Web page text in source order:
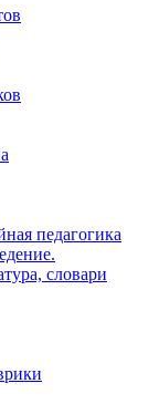
педагогика
словари